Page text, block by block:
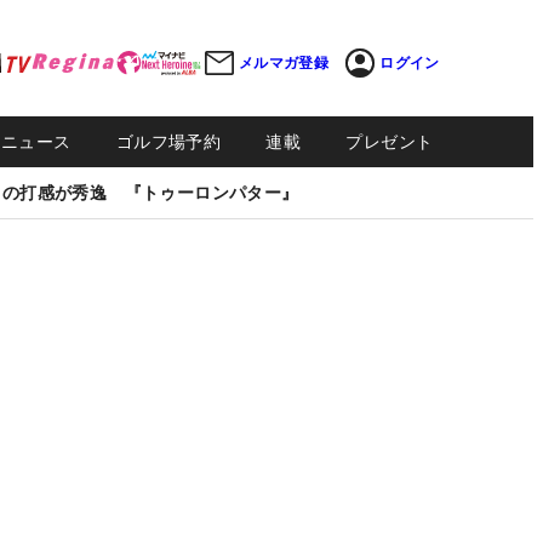
メルマガ登録 ログイン
ュース ゴルフ場予約 連載 プレゼント
打感が秀逸 『トゥーロンパター』